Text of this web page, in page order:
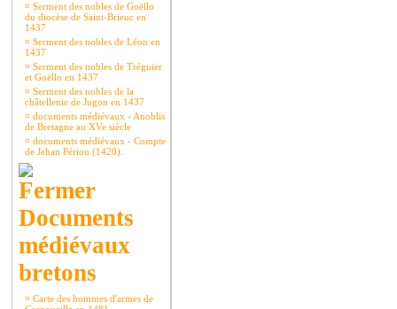
¤ Serment des nobles de Goëllo
du diocèse de Saint-Brieuc en
1437
¤ Serment des nobles de Léon en
1437
¤ Serment des nobles de Tréguier
et Goëllo en 1437
¤ Serment des nobles de la
châtellenie de Jugon en 1437
¤ documents médiévaux - Anoblis
de Bretagne au XVe siècle
¤ documents médiévaux - Compte
de Jehan Périou (1420).
Documents
médiévaux
bretons
¤ Carte des hommes d'armes de